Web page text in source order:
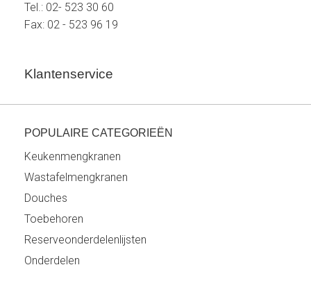
Tel.: 02- 523 30 60
Fax: 02 - 523 96 19
Klantenservice
POPULAIRE CATEGORIEËN
Keukenmengkranen
Wastafelmengkranen
Douches
Toebehoren
Reserveonderdelenlijsten
Onderdelen